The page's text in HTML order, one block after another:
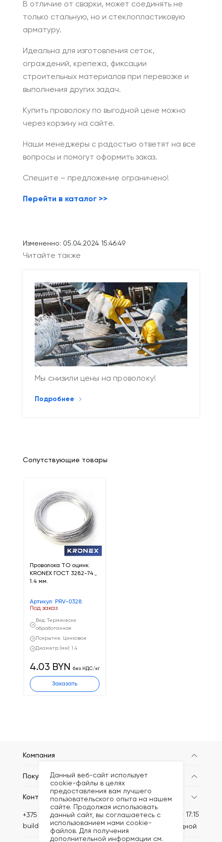
В отличие от сварки, может соединять не
только стальную, но и стеклопластиковую
арматуру.
Идеальна для изготовления сеток,
ограждений, крепежа, фиксации
строительных материалов при перевозке и
выполнения других задач.
Купить проволоку по выгодной цене можно
через корзину на сайте.
Наши менеджеры с радостью ответят на все
вопросы и помогут оформить заказ.
Спешите – предложение ограничено!
Перейти в каталог >>
Измененно: 05.04.2024 15:46:49
Читайте также
Мы снизили цены на проволоку!
Подробнее
Сопутствующие товары
Проволока ТО оцинк.
KRONEX ГОСТ 3282-74.,
1.4 мм.
Артикул: PRV-0328
Под заказ
Вид: Термически
обработанная
Покрытие: Цинковое
Диаметр (мм): 1.4
4.03 BYN без НДС/кг
Заказать
Компания
Покупателям
Контакты
+375 (44) 789-62-08
build@kronex-company.by
Пн-Пт: 8:30 - 17:15
Сб-вс: выходной
Данный веб-сайт использует
cookie-файлы в целях
предоставления вам лучшего
пользовательского опыта на нашем
сайте. Продолжая использовать
данный сайт, вы соглашаетесь с
использованием нами cookie-
файлов. Для получения
дополнительной информации см.